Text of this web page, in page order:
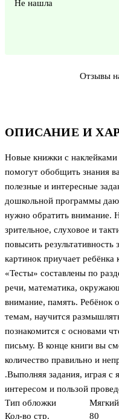
ОПИСАНИЕ И
Новые книжки с
помогут обобщить знания
полезные и интересные
дошкольной программы
нужно обратить внимание.
зрительное, слуховое и
повысить
картинок приучает ребёнка
«Тесты» составлены по
речи, математика,
внимание, память. Ребёнок
темам, научится
познакомится с основами
письму. В конце книги вы
количество правильно и
.Выполняя задания, играя с
интересом и пользой
Тип обложки
Кол-во стр.
80
Не нашла
Отзывы